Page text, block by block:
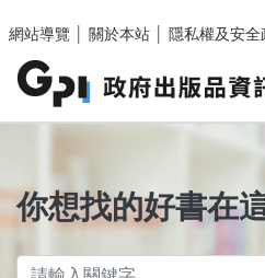
網站導覽
關於本站 隱私權及安全
你想找的好書在